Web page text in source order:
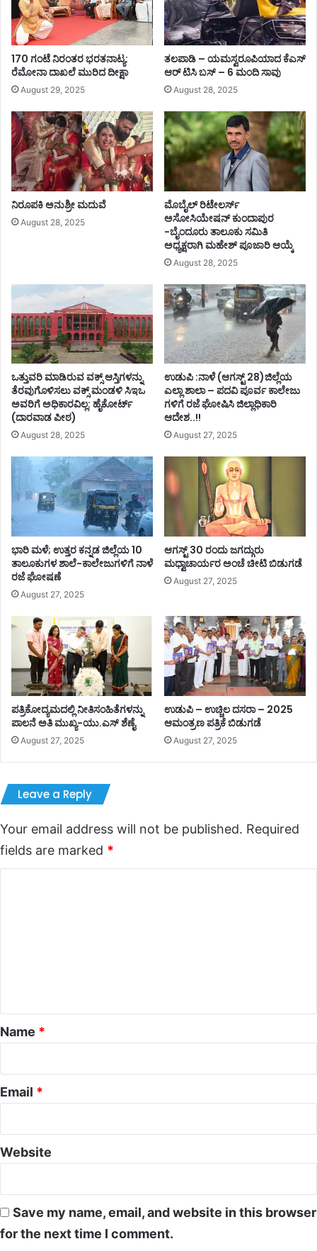
170 ಗಂಟೆ ನಿರಂತರ ಭರತನಾಟ್ಯ:
ರೆಮೋನಾ ದಾಖಲೆ ಮುರಿದ ದೀಕ್ಷಾ
August 29, 2025
ತಲಪಾಡಿ – ಯಮಸ್ವರೂಪಿಯಾದ ಕೆಎಸ್
ಆರ್ ಟಿಸಿ ಬಸ್ – 6 ಮಂದಿ ಸಾವು
August 28, 2025
ನಿರೂಪಕಿ ಅನುಶ್ರೀ ಮದುವೆ
August 28, 2025
ಮೊಬೈಲ್ ರಿಟೇಲರ್ಸ್‌
ಅಸೋಸಿಯೇಷನ್‌ ಕುಂದಾಪುರ
-ಬೈಂದೂರು ತಾಲೂಕು ಸಮಿತಿ
ಅಧ್ಯಕ್ಷರಾಗಿ ಮಹೇಶ್‌ ಪೂಜಾರಿ ಆಯ್ಕೆ
August 28, 2025
ಒತ್ತುವರಿ ಮಾಡಿರುವ ವಕ್ಸ್ ಆಸ್ತಿಗಳನ್ನು
ತೆರವುಗೊಳಿಸಲು ವಕ್ಸ್ ಮಂಡಳಿ ಸಿಇಒ
ಅವರಿಗೆ ಅಧಿಕಾರವಿಲ್ಲ: ಹೈಕೋರ್ಟ್
(ದಾರವಾಡ ಪೀಠ)
August 28, 2025
ಉಡುಪಿ :ನಾಳೆ (ಆಗಸ್ಟ್ 28)ಜಿಲ್ಲೆಯ
ಎಲ್ಲಾ ಶಾಲಾ – ಪದವಿ ಪೂರ್ವ ಕಾಲೇಜು
ಗಳಿಗೆ ರಜೆ ಘೋಷಿಸಿ ಜಿಲ್ಲಾಧಿಕಾರಿ
ಆದೇಶ..!!
August 27, 2025
ಭಾರಿ ಮಳೆ; ಉತ್ತರ ಕನ್ನಡ ಜಿಲ್ಲೆಯ 10
ತಾಲೂಕುಗಳ ಶಾಲೆ-ಕಾಲೇಜುಗಳಿಗೆ ನಾಳೆ
ರಜೆ ಘೋಷಣೆ
August 27, 2025
ಆಗಸ್ಟ್ 30 ರಂದು ಜಗದ್ಗುರು
ಮಧ್ವಾಚಾರ್ಯರ ಅಂಚೆ ಚೀಟಿ ಬಿಡುಗಡೆ
August 27, 2025
ಪತ್ರಿಕೋದ್ಯಮದಲ್ಲಿ ನೀತಿಸಂಹಿತೆಗಳನ್ನು
ಪಾಲನೆ ಅತಿ ಮುಖ್ಯ-ಯು.ಎಸ್ ಶೆಣೈ
August 27, 2025
ಉಡುಪಿ – ಉಚ್ಚಿಲ ದಸರಾ – 2025
ಆಮಂತ್ರಣ ಪತ್ರಿಕೆ ಬಿಡುಗಡೆ
August 27, 2025
Leave a Reply
Your email address will not be published. Required
fields are marked *
*
Name *
Email *
Website
Save my name, email, and website in this browser
for the next time I comment.